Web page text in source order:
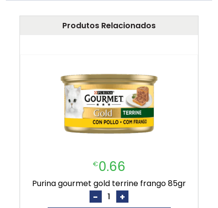
Produtos Relacionados
€0.66
purina gourmet gold terrine frango 85gr
- +